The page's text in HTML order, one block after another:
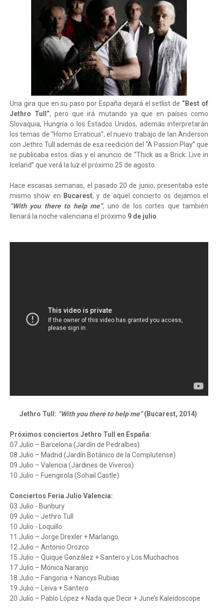
Una gira que en su paso por España dejará el setlist de “Best of
Jethro Tull”, pero que irá mutando ya que en países como
Slovaquia, Hungría o los Estados Unidos, además interpretarán
los temas de “Homo Erraticus”, el nuevo trabajo de Ian Anderson
con Jethro Tull además de esa reedición del “A Passion Play” que
se publicaba estos días y el anuncio de “Thick as a Brick: Live in
Iceland” que verá la luz el próximo 25 de agosto.
Hace escasas semanas, el pasado 20 de junio, presentaba este
mismo show en Bucarest, y de aquel concierto os dejamos el
“With you there to help me”, uno de los cortes que también
llenará la noche valenciana el próximo 9 de julio.
Jethro Tull: “With you there to help me”(Bucarest, 2014)
Próximos conciertos Jethro Tull en España:
07 Julio – Barcelona (Jardín de Pedralbes)
08 Julio – Madrid (Jardín Botánico de la Complutense)
09 Julio – Valencia (Jardines de Viveros)
10 Julio – Fuengirola (Sohail Castle)
Conciertos Feria Julio Valencia:
03 Julio - Bunbury
09 Julio – Jethro Tull
10 Julio - Loquillo
11 Julio – Jorge Drexler + Marlango
12 Julio – Antonio Orozco
15 Julio – Quique González + Santero y Los Muchachos
17 Julio – Mónica Naranjo
18 Julio – Fangoria + Nancys Rubias
19 Julio – Leiva + Santero
20 Julio – Pablo López + Nada que Decir + June’s Kaleidoscope